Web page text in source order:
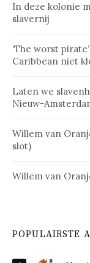
In deze kolonie
slavernij
‘The worst
Caribbean niet
Laten we
Nieuw-
Willem van
slot)
Willem van
POPULAIRSTE